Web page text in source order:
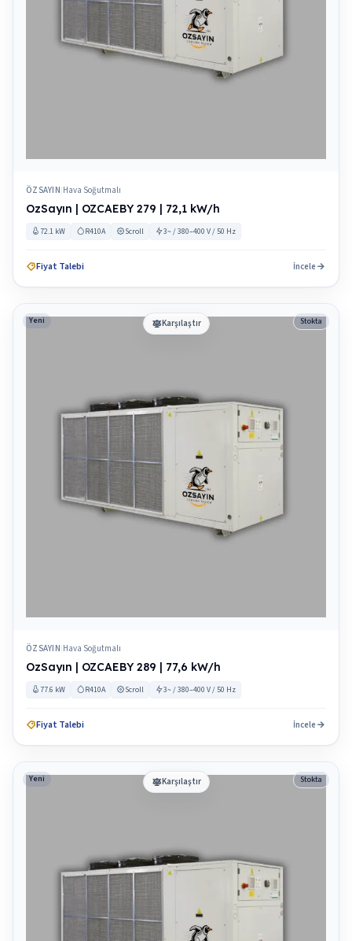
ÖZSAYIN|Hava Soğutmalı
OzSayın | OZCAEBY 279 | 72,1 kW/h
72.1 kW R410A Scroll 3~ / 380–400 V / 50 Hz
Fiyat Talebi İncele
Karşılaştır
Yeni Stokta
ÖZSAYIN|Hava Soğutmalı
OzSayın | OZCAEBY 289 | 77,6 kW/h
77.6 kW R410A Scroll 3~ / 380–400 V / 50 Hz
Fiyat Talebi İncele
Karşılaştır
Yeni Stokta